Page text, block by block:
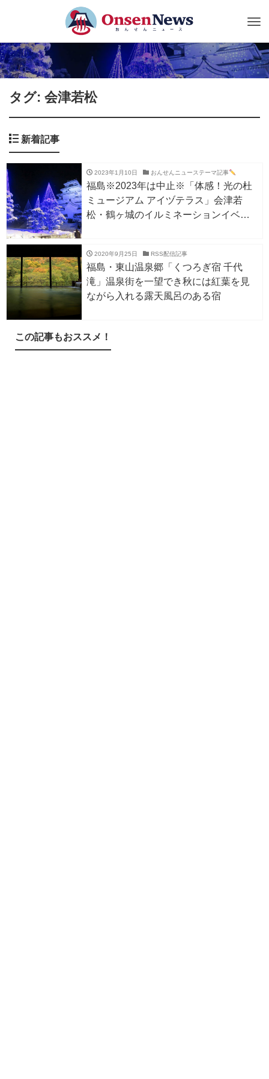
タグ: 会津若松
新着記事
2023年1月10日 おんせんニューステーマ記事
福島※2023年は中止※「体感！光の杜
ミュージアム アイヅテラス」会津若
松・鶴ヶ城のイルミネーションイベン
2020年9月25日 RSS配信記事
福島・東山温泉郷「くつろぎ宿 千代
滝」温泉街を一望でき秋には紅葉を見
ながら入れる露天風呂のある宿
この記事もおススメ！